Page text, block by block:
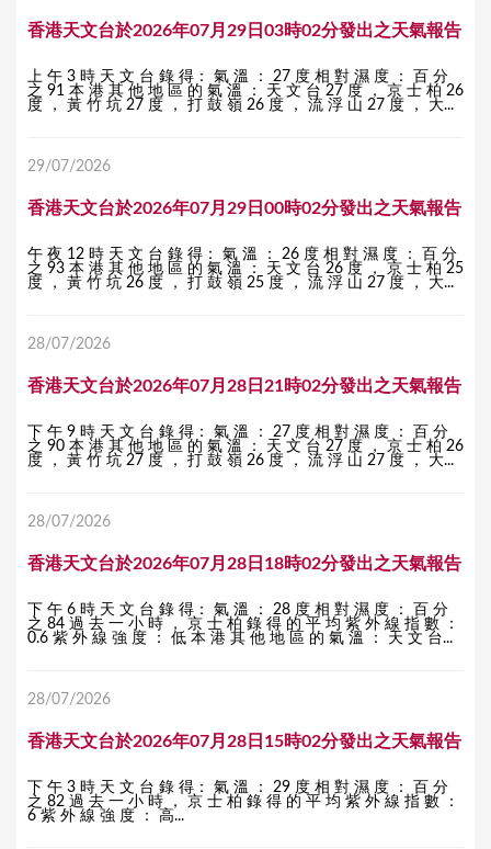
香港天文台於2026年07月29日03時02分發出之天氣報告
上 午 3 時 天 文 台 錄 得： 氣 溫 ： 27 度 相 對 濕 度 ： 百 分
之 91 本 港 其 他 地 區 的 氣 溫 ： 天 文 台 27 度 ， 京 士 柏 26
度 ， 黃 竹 坑 27 度 ， 打 鼓 嶺 26 度 ， 流 浮 山 27 度 ， 大...
29/07/2026
香港天文台於2026年07月29日00時02分發出之天氣報告
午 夜 12 時 天 文 台 錄 得： 氣 溫 ： 26 度 相 對 濕 度 ： 百 分
之 93 本 港 其 他 地 區 的 氣 溫 ： 天 文 台 26 度 ， 京 士 柏 25
度 ， 黃 竹 坑 26 度 ， 打 鼓 嶺 25 度 ， 流 浮 山 27 度 ， 大...
28/07/2026
香港天文台於2026年07月28日21時02分發出之天氣報告
下 午 9 時 天 文 台 錄 得： 氣 溫 ： 27 度 相 對 濕 度 ： 百 分
之 90 本 港 其 他 地 區 的 氣 溫 ： 天 文 台 27 度 ， 京 士 柏 26
度 ， 黃 竹 坑 27 度 ， 打 鼓 嶺 26 度 ， 流 浮 山 27 度 ， 大...
28/07/2026
香港天文台於2026年07月28日18時02分發出之天氣報告
下 午 6 時 天 文 台 錄 得： 氣 溫 ： 28 度 相 對 濕 度 ： 百 分
之 84 過 去 一 小 時 ， 京 士 柏 錄 得 的 平 均 紫 外 線 指 數 ：
0.6 紫 外 線 強 度 ： 低 本 港 其 他 地 區 的 氣 溫 ： 天 文 台...
28/07/2026
香港天文台於2026年07月28日15時02分發出之天氣報告
下 午 3 時 天 文 台 錄 得： 氣 溫 ： 29 度 相 對 濕 度 ： 百 分
之 82 過 去 一 小 時 ， 京 士 柏 錄 得 的 平 均 紫 外 線 指 數 ：
6 紫 外 線 強 度 ： 高...